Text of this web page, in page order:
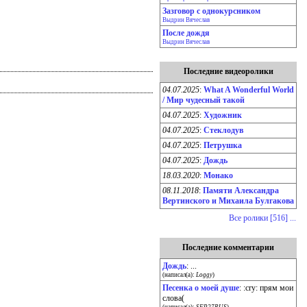
Зазговор с однокурсником
Выдрин Вячеслав
После дождя
Выдрин Вячеслав
Последние видеоролики
04.07.2025: What A Wonderful World
/ Мир чудесный такой
04.07.2025: Художник
04.07.2025: Стеклодув
04.07.2025: Петрушка
04.07.2025: Дождь
18.03.2020: Монако
08.11.2018: Памяти Александра
Вертинского и Михаила Булгакова
Все ролики [516] ...
Последние комментарии
Дождь: ...
(написал(а): Loggy)
Песенка о моей душе: :cry: прям мои
слова(